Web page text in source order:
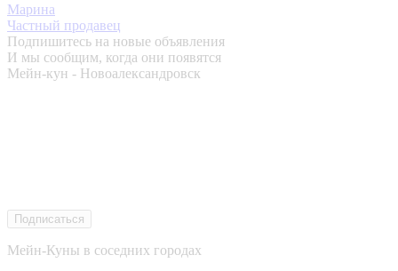
Марина
Частный продавец
Подпишитесь на новые объявления
И мы сообщим, когда они появятся
Мейн-кун - Новоалександровск
Подписаться
Мейн-Куны в соседних городах